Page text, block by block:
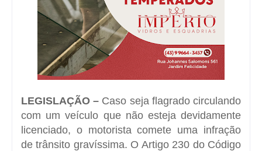
LEGISLAÇÃO – Caso seja flagrado circulando
com um veículo que não esteja devidamente
licenciado, o motorista comete uma infração
de trânsito gravíssima. O Artigo 230 do Código